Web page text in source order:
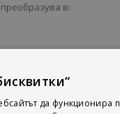
в:
да функционира